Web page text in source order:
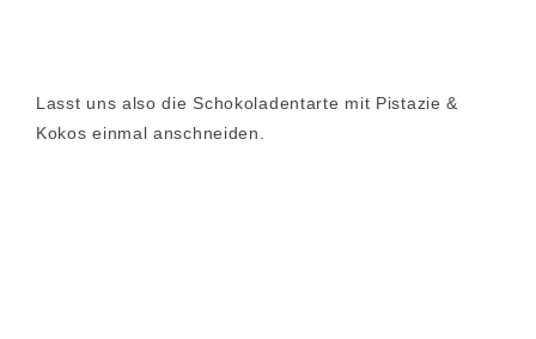
Lasst uns also die Schokoladentarte mit Pistazie &
Kokos einmal anschneiden.